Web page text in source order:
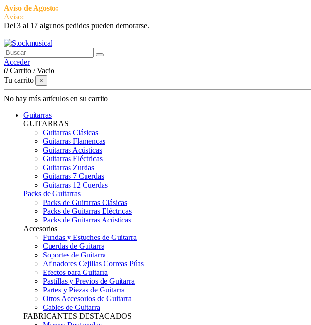
Aviso de Agosto:
Aviso:
Del 3 al 17 algunos pedidos pueden demorarse.
Acceder
0 Carrito /Vacío
Tu carrito
×
No hay más artículos en su carrito
Guitarras
GUITARRAS
Guitarras Clásicas
Guitarras Flamencas
Guitarras Acústicas
Guitarras Eléctricas
Guitarras Zurdas
Guitarras 7 Cuerdas
Guitarras 12 Cuerdas
Packs de Guitarras
Packs de Guitarras Clásicas
Packs de Guitarras Eléctricas
Packs de Guitarras Acústicas
Accesorios
Fundas y Estuches de Guitarra
Cuerdas de Guitarra
Soportes de Guitarra
Afinadores Cejillas Correas Púas
Efectos para Guitarra
Pastillas y Previos de Guitarra
Partes y Piezas de Guitarra
Otros Accesorios de Guitarra
Cables de Guitarra
FABRICANTES DESTACADOS